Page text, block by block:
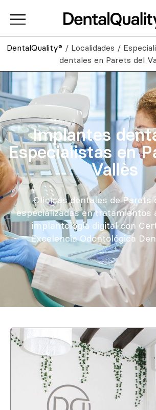
DentalQuality® / Localidades /
dentales en Parets del
Implantes
Especialistas en
Vallès
Clínicas dentales de Parets
especializadas en tratamientos
implantología digital con
Excelencia Odontológica